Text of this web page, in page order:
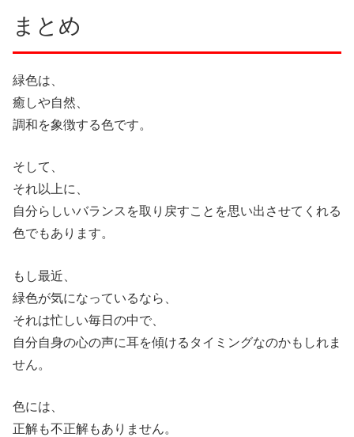
まとめ
緑色は、
癒しや自然、
調和を象徴する色です。
そして、
それ以上に、
自分らしいバランスを取り戻すことを思い出させてくれる
色でもあります。
もし最近、
緑色が気になっているなら、
それは忙しい毎日の中で、
自分自身の心の声に耳を傾けるタイミングなのかもしれま
せん。
色には、
正解も不正解もありません。